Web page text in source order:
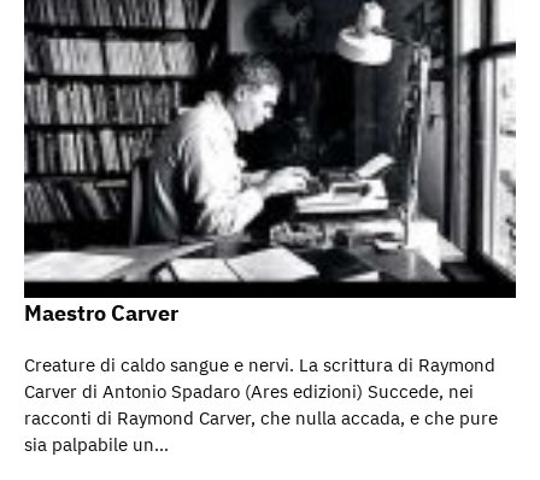
Maestro Carver
Creature di caldo sangue e nervi. La scrittura di Raymond
Carver di Antonio Spadaro (Ares edizioni) Succede, nei
racconti di Raymond Carver, che nulla accada, e che pure
sia palpabile un…